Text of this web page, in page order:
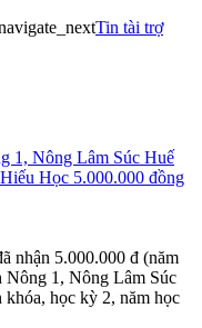
Tin tài trợ
1, Nông Lâm Súc Huế
Học 5.000.000 đồng
nhận 5.000.000 đ (năm
Nông 1, Nông Lâm Súc
học kỳ 2, năm học